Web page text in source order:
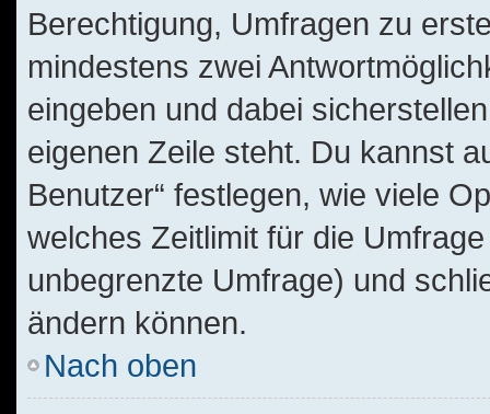
Berechtigung, Umfragen zu
mindestens zwei
eingeben und dabei
eigenen Zeile steht. Du kannst
Benutzer“ festlegen, wie viele
welches Zeitlimit für die
unbegrenzte Umfrage) und
ändern können.
Nach oben